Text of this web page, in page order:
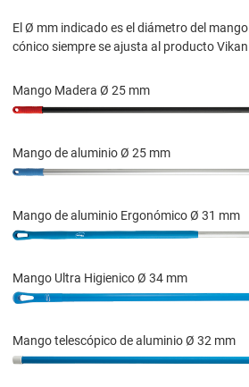
El Ø mm indicado es el diámetro del
cónico siempre se ajusta al producto
Mango Madera Ø 25 mm
Mango de aluminio Ø 25 mm
Mango de aluminio Ergonómico Ø 31 mm
Mango Ultra Higienico Ø 34 mm
Mango telescópico de aluminio Ø 32 mm